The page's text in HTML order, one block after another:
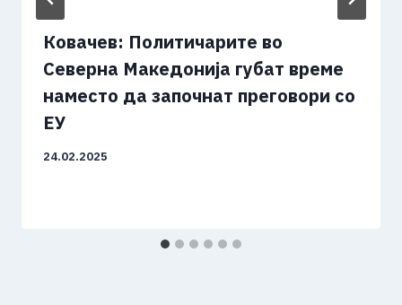
Ковачев: Политичарите во
Северна Македонија губат време
наместо да започнат преговори со
ЕУ
24.02.2025